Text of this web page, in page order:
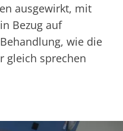
ausgewirkt, mit
Bezug auf
wie die
gleich sprechen